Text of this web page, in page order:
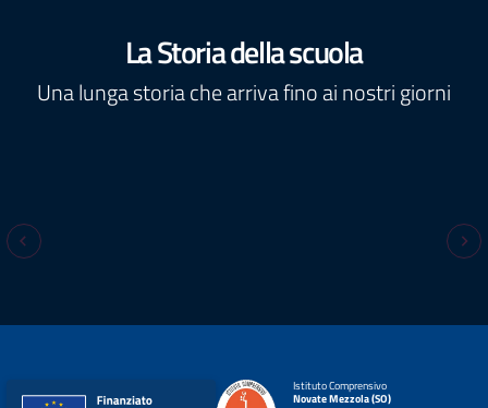
La Storia della scuola
Una lunga storia che arriva fino ai nostri giorni
Istituto Comprensivo
Novate Mezzola (SO)